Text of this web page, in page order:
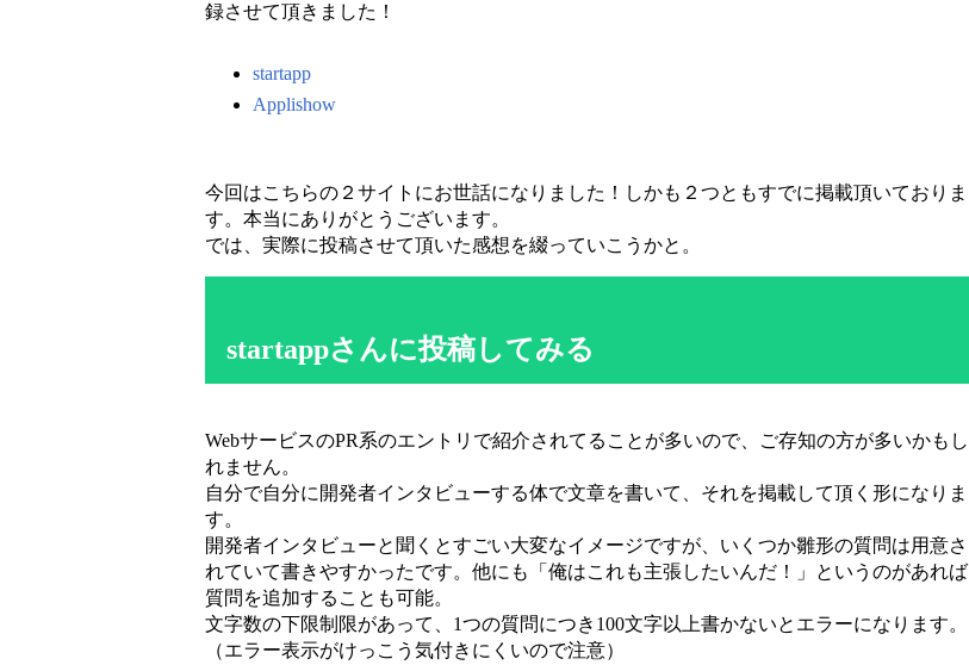
録させて頂きました！
startapp
Applishow
今回はこちらの２サイトにお世話になりました！しかも２つともすでに掲載頂いておりま
す。本当にありがとうございます。
では、実際に投稿させて頂いた感想を綴っていこうかと。
startappさんに投稿してみる
WebサービスのPR系のエントリで紹介されてることが多いので、ご存知の方が多いかもし
れません。
自分で自分に開発者インタビューする体で文章を書いて、それを掲載して頂く形になりま
す。
開発者インタビューと聞くとすごい大変なイメージですが、いくつか雛形の質問は用意さ
れていて書きやすかったです。他にも「俺はこれも主張したいんだ！」というのがあれば
質問を追加することも可能。
文字数の下限制限があって、1つの質問につき100文字以上書かないとエラーになります。
（エラー表示がけっこう気付きにくいので注意）